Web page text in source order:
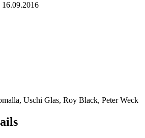
16.09.2016
Uschi Glas, Roy Black, Peter Weck